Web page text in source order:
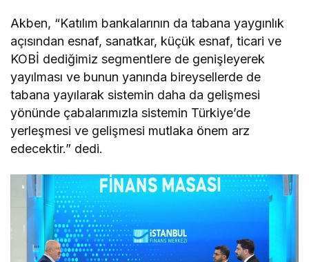
Akben, “Katılım bankalarının da tabana yaygınlık
açısından esnaf, sanatkar, küçük esnaf, ticari ve
KOBİ dediğimiz segmentlere de genişleyerek
yayılması ve bunun yanında bireysellerde de
tabana yayılarak sistemin daha da gelişmesi
yönünde çabalarımızla sistemin Türkiye’de
yerleşmesi ve gelişmesi mutlaka önem arz
edecektir.” dedi.